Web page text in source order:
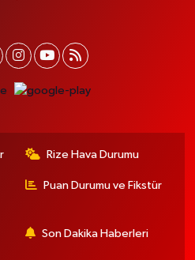
Rize Hava Durumu
Puan Durumu ve Fikstür
Son Dakika Haberleri